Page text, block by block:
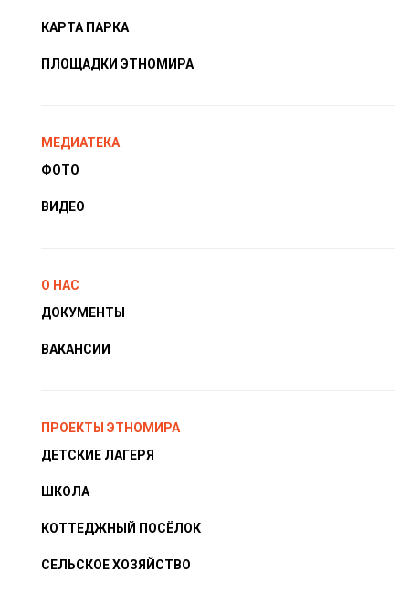
КАРТА ПАРКА
ПЛОЩАДКИ ЭТНОМИРА
МЕДИАТЕКА
ФОТО
ВИДЕО
О НАС
ДОКУМЕНТЫ
ВАКАНСИИ
ПРОЕКТЫ ЭТНОМИРА
ДЕТСКИЕ ЛАГЕРЯ
ШКОЛА
КОТТЕДЖНЫЙ ПОСЁЛОК
СЕЛЬСКОЕ ХОЗЯЙСТВО